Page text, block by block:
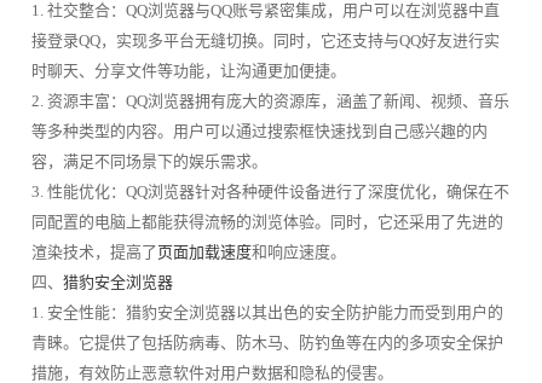
1. 社交整合：QQ浏览器与QQ账号紧密集成，用户可以在浏览器中直
接登录QQ，实现多平台无缝切换。同时，它还支持与QQ好友进行实
时聊天、分享文件等功能，让沟通更加便捷。
2. 资源丰富：QQ浏览器拥有庞大的资源库，涵盖了新闻、视频、音乐
等多种类型的内容。用户可以通过搜索框快速找到自己感兴趣的内
容，满足不同场景下的娱乐需求。
3. 性能优化：QQ浏览器针对各种硬件设备进行了深度优化，确保在不
同配置的电脑上都能获得流畅的浏览体验。同时，它还采用了先进的
渲染技术，提高了页面加载速度和响应速度。
四、 猎豹安全浏览器
1. 安全性能：猎豹安全浏览器以其出色的安全防护能力而受到用户的
青睐。它提供了包括防病毒、防木马、防钓鱼等在内的多项安全保护
措施，有效防止恶意软件对用户数据和隐私的侵害。